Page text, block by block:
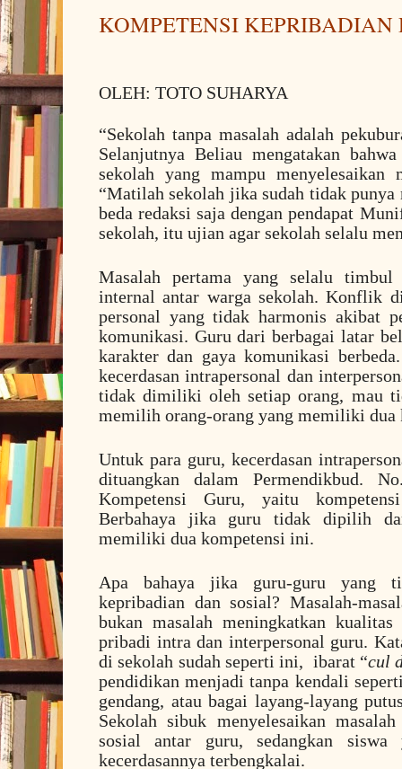
KOMPETENSI KEPRIBADIAN
OLEH: TOTO SUHARYA
“Sekolah tanpa masalah adalah
Selanjutnya Beliau mengatakan
sekolah yang mampu menyelesaikan
“Matilah sekolah jika sudah tidak punya
beda redaksi saja dengan pendapat
sekolah, itu ujian agar sekolah selalu
Masalah pertama yang selalu
internal antar warga sekolah. Konflik
personal yang tidak harmonis akibat
komunikasi. Guru dari berbagai latar
karakter dan gaya komunikasi
kecerdasan intrapersonal dan
tidak dimiliki oleh setiap orang, mau
memilih orang-orang yang memiliki dua
Untuk para guru, kecerdasan
dituangkan dalam Permendikbud.
Kompetensi Guru, yaitu
Berbahaya jika guru tidak dipilih
memiliki dua kompetensi ini.
Apa bahaya jika guru-guru yang
kepribadian dan sosial? Masalah-
bukan masalah meningkatkan
pribadi intra dan interpersonal guru.
di sekolah sudah seperti ini, ibarat “cul
pendidikan menjadi tanpa kendali
gendang, atau bagai layang-layang
Sekolah sibuk menyelesaikan
sosial antar guru, sedangkan siswa
kecerdasannya terbengkalai.